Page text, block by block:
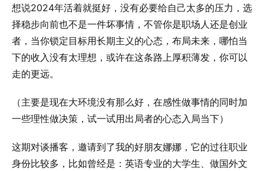
想说2024年活着就挺好，没有必要给自己太多的压力，选
择稳步向前也不是一件坏事情，不管你是职场人还是创业
者，当你锁定目标用长期主义的心态，布局未来，哪怕当
下的收入没有太理想，或许在这条路上厚积薄发，你可以
走的更远。
（主要是现在大环境没有那么好，在感性做事情的同时加
一些理性做决策，试一试用出局者的心态入局当下）
这期对谈播客，邀请到了我的好朋友娜娜，它的过往职业
身份比较多，比如曾经是：英语专业的大学生、做国外文